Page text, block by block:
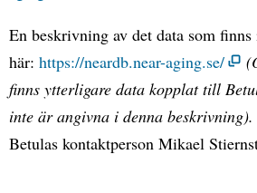
En beskrivning av det data som
här: https://neardb.near-aging.se/
finns ytterligare data kopplat till
inte är angivna i denna beskrivning).
Betulas kontaktperson Mikael